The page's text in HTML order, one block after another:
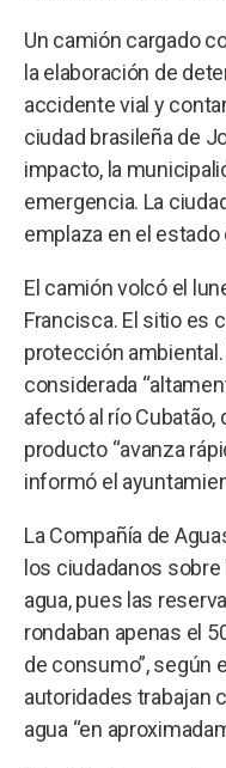
Un camión cargado
la elaboración de
accidente vial y
ciudad brasileña de
impacto, la
emergencia. La
emplaza en el estado
El camión volcó el
Francisca. El sitio es
protección
considerada
afectó al río Cubatão,
producto “avanza
informó el
La Compañía de
los ciudadanos
agua, pues las
rondaban apenas el
de consumo”, según
autoridades trabajan
agua “en